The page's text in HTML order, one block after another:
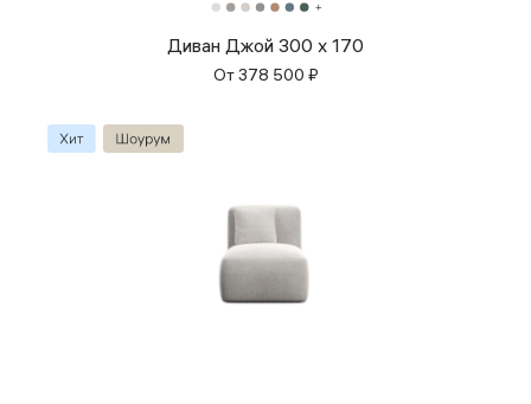
Диван Джой 300 x 170
От378 500 ₽